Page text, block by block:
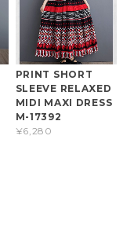
PRINT SHORT
SLEEVE RELAXED
MIDI MAXI DRESS
M-17392
¥6,280